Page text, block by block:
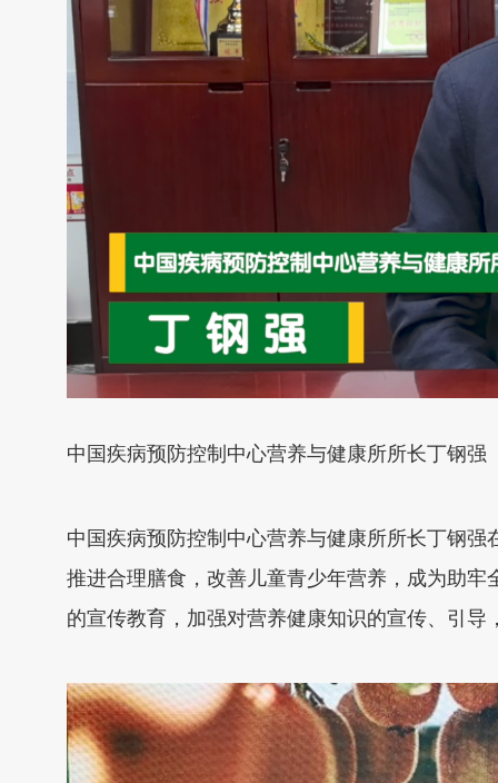
中国疾病预防控制中心营养与健康所所长丁钢强
中国疾病预防控制中心营养与健康所所长丁钢
推进合理膳食，改善儿童青少年营养，成为助
的宣传教育，加强对营养健康知识的宣传、引